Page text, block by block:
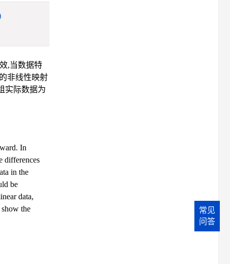
,当数据特
非线性映射
实际数据为
In
differences
in the
be
data,
the
常见
问答